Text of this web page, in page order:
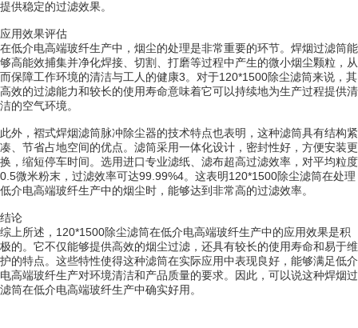
提供稳定的过滤效果。
应用效果评估
在低介电高端玻纤生产中，烟尘的处理是非常重要的环节。焊烟过滤筒能
够高能效捕集并净化焊接、切割、打磨等过程中产生的微小烟尘颗粒，从
而保障工作环境的清洁与工人的健康3。对于120*1500除尘滤筒来说，其
高效的过滤能力和较长的使用寿命意味着它可以持续地为生产过程提供清
洁的空气环境。
此外，褶式焊烟滤筒脉冲除尘器的技术特点也表明，这种滤筒具有结构紧
凑、节省占地空间的优点。滤筒采用一体化设计，密封性好，方便安装更
换，缩短停车时间。选用进口专业滤纸、滤布超高过滤效率，对平均粒度
0.5微米粉末，过滤效率可达99.99%4。这表明120*1500除尘滤筒在处理
低介电高端玻纤生产中的烟尘时，能够达到非常高的过滤效率。
结论
综上所述，120*1500除尘滤筒在低介电高端玻纤生产中的应用效果是积
极的。它不仅能够提供高效的烟尘过滤，还具有较长的使用寿命和易于维
护的特点。这些特性使得这种滤筒在实际应用中表现良好，能够满足低介
电高端玻纤生产对环境清洁和产品质量的要求。因此，可以说这种焊烟过
滤筒在低介电高端玻纤生产中确实好用。